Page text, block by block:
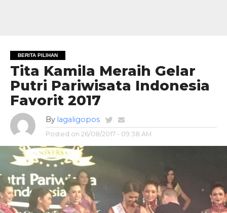
BERITA PILIHAN
Tita Kamila Meraih Gelar
Putri Pariwisata Indonesia
Favorit 2017
By lagaligopos
Posted on 26/08/2017 - 09:38 AM